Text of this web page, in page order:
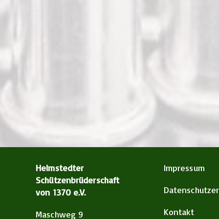
Helmstedter
Schützenbrüderschaft
von 1370 e.V.
Maschweg 9
Impressum
Kontakt